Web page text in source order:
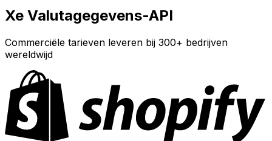
Xe Valutagegevens-API
Commerciële tarieven leveren bij 300+ bedrijven
wereldwijd